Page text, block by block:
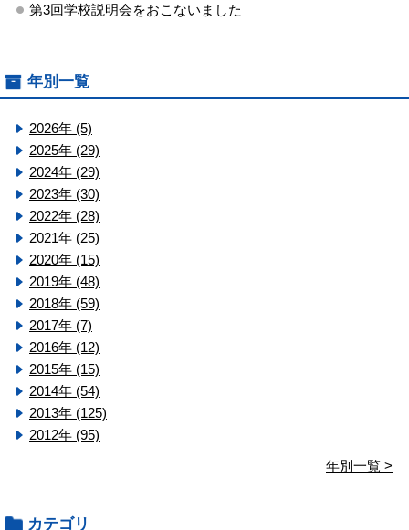
第3回学校説明会をおこないました
年別一覧
2026年 (5)
2025年 (29)
2024年 (29)
2023年 (30)
2022年 (28)
2021年 (25)
2020年 (15)
2019年 (48)
2018年 (59)
2017年 (7)
2016年 (12)
2015年 (15)
2014年 (54)
2013年 (125)
2012年 (95)
年別一覧 >
カテゴリ